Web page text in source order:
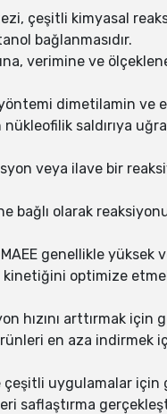
çeşitli kimyasal
bağlanmasıdır.
verimine ve
dimetilamin ve
saldırıya
veya ilave bir
bağlı olarak
genellikle yüksek
optimize
hızını arttırmak
en aza
uygulamalar
saflaştırma